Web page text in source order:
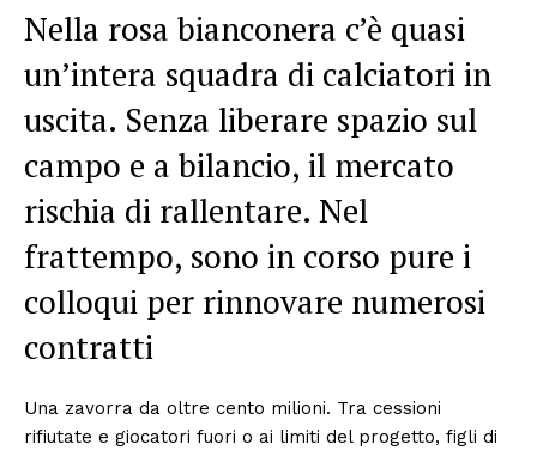
Nella rosa bianconera c’è quasi
un’intera squadra di calciatori in
uscita. Senza liberare spazio sul
campo e a bilancio, il mercato
rischia di rallentare. Nel
frattempo, sono in corso pure i
colloqui per rinnovare numerosi
contratti
Una zavorra da oltre cento milioni. Tra cessioni
rifiutate e giocatori fuori o ai limiti del progetto, figli di